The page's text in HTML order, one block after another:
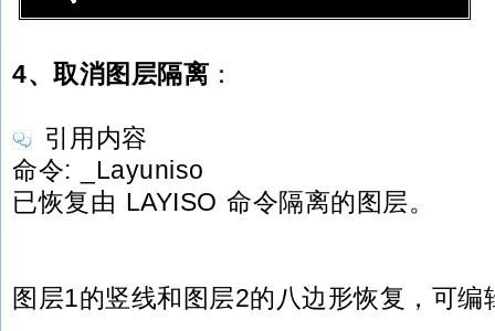
4、取消图层隔离 ：
引用内容
命令: _Layuniso
已恢复由 LAYISO 命令隔离的图层。
图层1的竖线和图层2的八边形恢复，可编